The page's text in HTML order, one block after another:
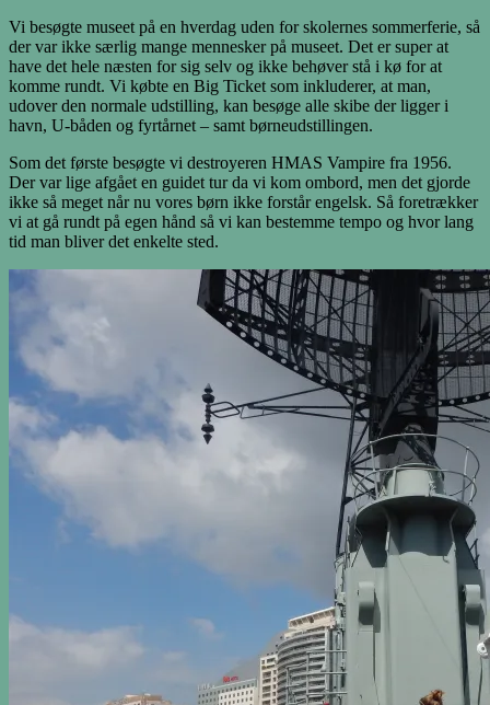
Vi besøgte museet på en hverdag uden for skolernes sommerferie, så
der var ikke særlig mange mennesker på museet. Det er super at
have det hele næsten for sig selv og ikke behøver stå i kø for at
komme rundt. Vi købte en Big Ticket som inkluderer, at man,
udover den normale udstilling, kan besøge alle skibe der ligger i
havn, U-båden og fyrtårnet – samt børneudstillingen.
Som det første besøgte vi destroyeren HMAS Vampire fra 1956.
Der var lige afgået en guidet tur da vi kom ombord, men det gjorde
ikke så meget når nu vores børn ikke forstår engelsk. Så foretrækker
vi at gå rundt på egen hånd så vi kan bestemme tempo og hvor lang
tid man bliver det enkelte sted.